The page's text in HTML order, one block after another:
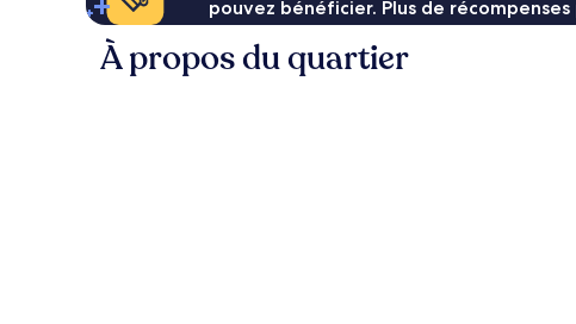
pouvez bénéficier. Plus de récompenses
À propos du quartier